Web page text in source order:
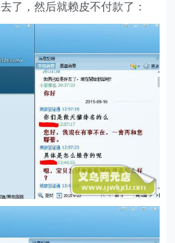
了，然后就赖皮不付款了：